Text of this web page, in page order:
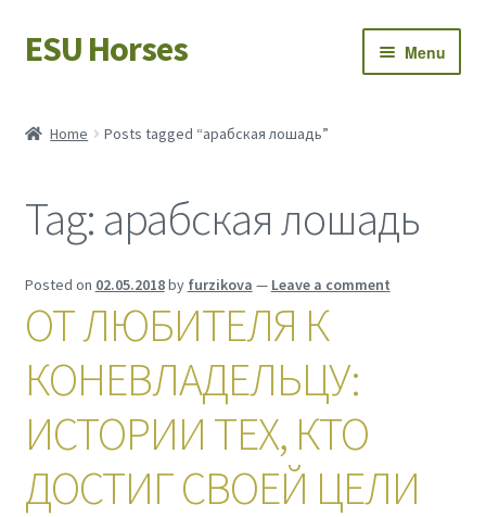
Skip
to
Skip
to
ESU Horses Menu
Save Horses
My account
Home Posts tagged “арабская лошадь”
Tag: арабская лошадь
Posted on 02.05.2018by furzikova — Leave a comment
ОТ ЛЮБИТЕЛЯ К
КОНЕВЛАДЕЛЬЦУ:
ИСТОРИИ ТЕХ, КТО
ДОСТИГ СВОЕЙ ЦЕЛИ